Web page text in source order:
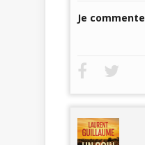
Je commente